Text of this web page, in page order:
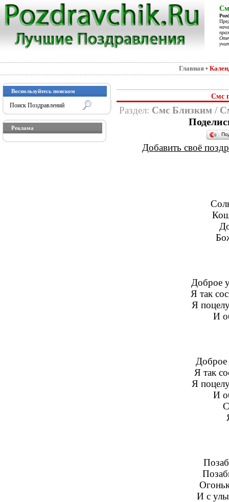
Главная •
Воспользуйтесь поиском
Реклама
Смс
Раздел: Смс Близким /
Добавить своё
Доброе
Я так
Я
И
Я так
Я
И
И с